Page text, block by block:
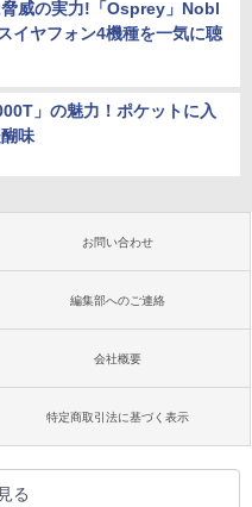
威の実力!「Osprey」Nobl
イヤフォン4機種を一気に聴
」の魅力！ポケットに入
味
お問い合わせ
編集部へのご連絡
会社概要
特定商取引法に基づく表示
る